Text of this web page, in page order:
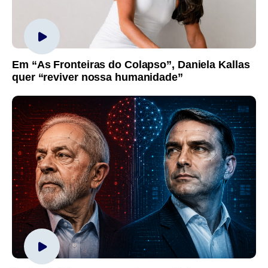
Em “As Fronteiras do Colapso”, Daniela Kallas
quer “reviver nossa humanidade”